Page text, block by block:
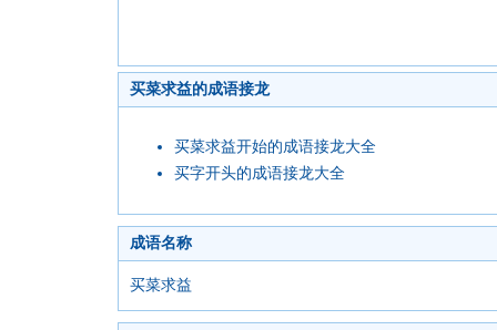
买菜求益的成语接龙
买菜求益开始的成语接龙大全
买字开头的成语接龙大全
成语名称
买菜求益